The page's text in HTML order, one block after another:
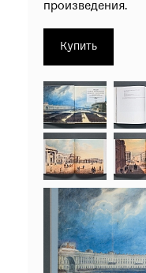
произведения.
Купить